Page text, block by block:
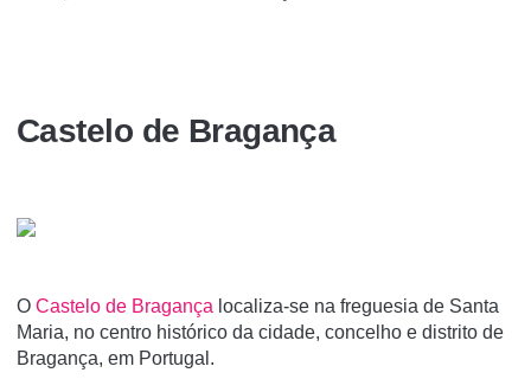
Castelo de Bragança
O Castelo de Bragança localiza-se na freguesia de Santa
Maria, no centro histórico da cidade, concelho e distrito de
Bragança, em Portugal.